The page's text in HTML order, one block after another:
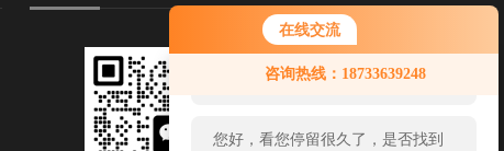
在线交流
咨询热线：18733639248
您好！欢迎前来咨询，很高兴为您
服务，请问您要咨询什么问题呢？
您好，看您停留很久了，是否找到